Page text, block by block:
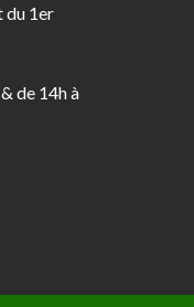
du 1er
de 14h à